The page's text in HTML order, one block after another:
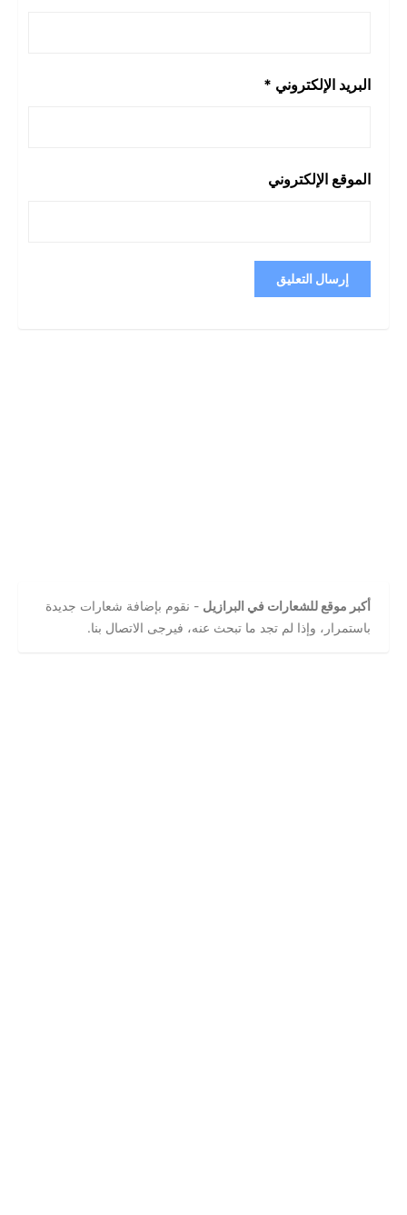
البريد الإلكتروني *
الموقع الإلكتروني
أكبر موقع للشعارات في البرازيل - نقوم بإضافة شعارات جديدة
باستمرار، وإذا لم تجد ما تبحث عنه، فيرجى الاتصال بنا.